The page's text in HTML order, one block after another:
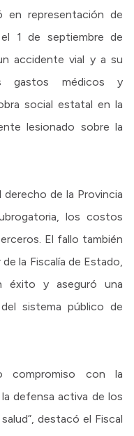
en representación de
1 de septiembre de
accidente vial y a su
gastos médicos y
social estatal en la
lesionado sobre la
de la Provincia
los costos
El fallo también
la Fiscalía de Estado,
éxito y aseguró una
sistema público de
compromiso con la
defensa activa de los
destacó el Fiscal